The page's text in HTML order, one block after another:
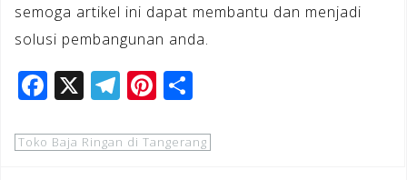
semoga artikel ini dapat membantu dan menjadi
solusi pembangunan anda.
F
c
X T
e
Pi
tear
Toko Baja Ringan di Tangerang